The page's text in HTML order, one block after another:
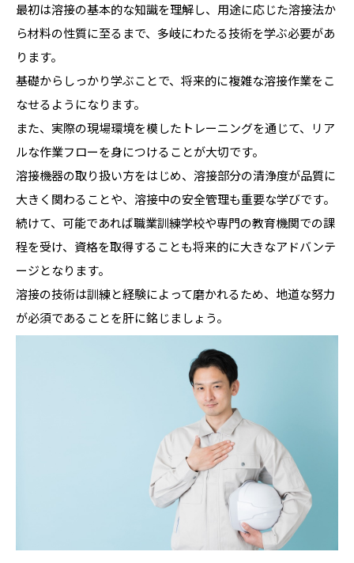
最初は溶接の基本的な知識を理解し、用途に応じた溶接法か
ら材料の性質に至るまで、多岐にわたる技術を学ぶ必要があ
ります。
基礎からしっかり学ぶことで、将来的に複雑な溶接作業をこ
なせるようになります。
また、実際の現場環境を模したトレーニングを通じて、リア
ルな作業フローを身につけることが大切です。
溶接機器の取り扱い方をはじめ、溶接部分の清浄度が品質に
大きく関わることや、溶接中の安全管理も重要な学びです。
続けて、可能であれば職業訓練学校や専門の教育機関での課
程を受け、資格を取得することも将来的に大きなアドバンテ
ージとなります。
溶接の技術は訓練と経験によって磨かれるため、地道な努力
が必須であることを肝に銘じましょう。